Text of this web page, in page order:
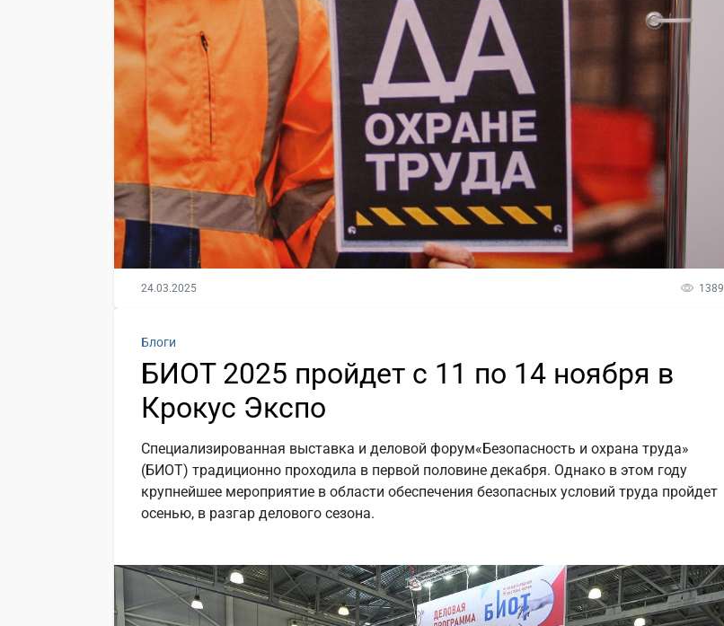
24.03.2025 1389
Блоги
БИОТ 2025 пройдет с 11 по 14 ноября в
Крокус Экспо
Специализированная выставка и деловой форум«Безопасность и охрана труда»
(БИОТ) традиционно проходила в первой половине декабря. Однако в этом году
крупнейшее мероприятие в области обеспечения безопасных условий труда пройдет
осенью, в разгар делового сезона.